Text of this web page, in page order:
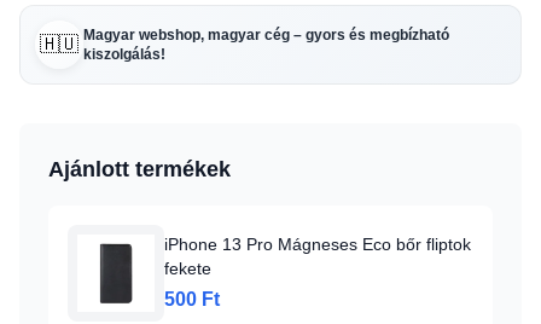
🇭🇺 Magyar webshop, magyar cég – gyors és megbízható
kiszolgálás!
Ajánlott termékek
iPhone 13 Pro Mágneses Eco bőr fliptok
fekete
500 Ft